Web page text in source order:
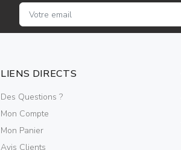
LIENS DIRECTS
Des Questions ?
Mon Compte
Mon Panier
Avis Clients